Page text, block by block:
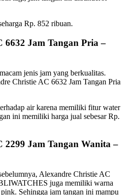
Rp. 852 ribuan.
6632 Jam Tangan Pria –
jenis jam yang berkualitas.
Christie AC 6632 Jam Tangan Pria
air karena memiliki fitur water
ini memiliki harga jual sebesar Rp.
2299 Jam Tangan Wanita –
Alexandre Christie AC
juga memiliki warna
Sehingga jam tangan ini mampu